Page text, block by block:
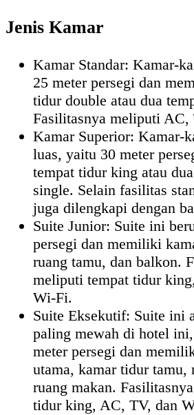
Jenis Kamar
Kamar Standar: Kamar-
25 meter persegi dan
tidur double atau dua
Fasilitasnya meliputi AC,
Kamar Superior: Kamar-
luas, yaitu 30 meter
tempat tidur king atau
single. Selain fasilitas
juga dilengkapi dengan
Suite Junior: Suite ini
persegi dan memiliki
ruang tamu, dan balkon.
meliputi tempat tidur
Wi-Fi.
Suite Eksekutif: Suite ini
paling mewah di hotel
meter persegi dan
utama, kamar tidur tamu,
ruang makan.
tidur king, AC, TV, dan